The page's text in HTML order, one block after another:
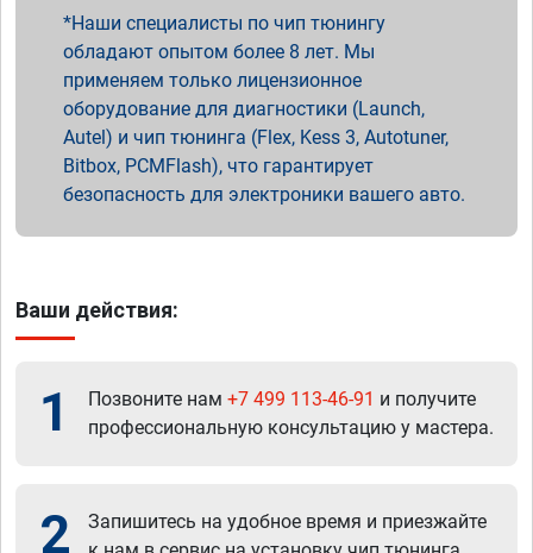
Наши специалисты по чип тюнингу
обладают опытом более 8 лет. Мы
применяем только лицензионное
оборудование для диагностики (Launch,
Autel) и чип тюнинга (Flex, Kess 3, Autotuner,
Bitbox, PCMFlash), что гарантирует
безопасность для электроники вашего авто.
Ваши действия:
1 Позвоните нам +7 499 113-46-91 и получите
профессиональную консультацию у мастера.
2
Запишитесь на удобное время и приезжайте